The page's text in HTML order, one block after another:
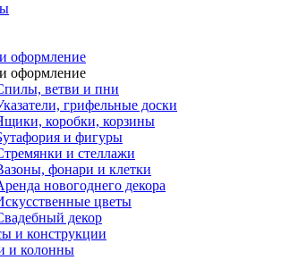
оформление
оформление
ветви и пни
грифельные доски
коробки, корзины
и фигуры
и стеллажи
фонари и клетки
новогоднего декора
цветы
декор
и конструкции
и колонны